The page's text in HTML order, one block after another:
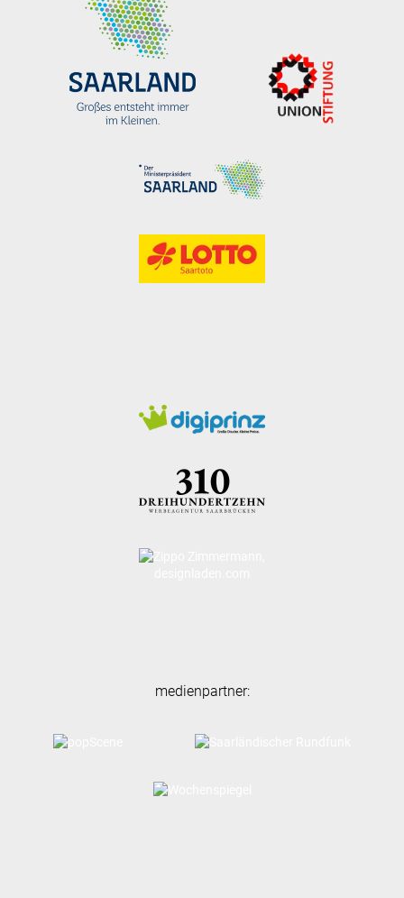
medienpartner: